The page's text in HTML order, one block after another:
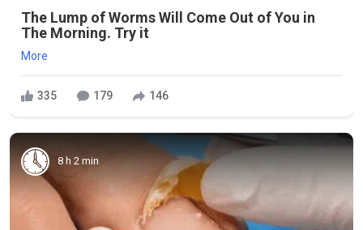
The Lump of Worms Will Come Out of You in
The Morning. Try it
More
335 179 146
8 h 2 min